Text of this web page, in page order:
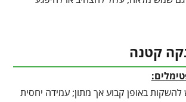
קטנה
להשקות באופן קבוע אך מתון; עמידה יחסית